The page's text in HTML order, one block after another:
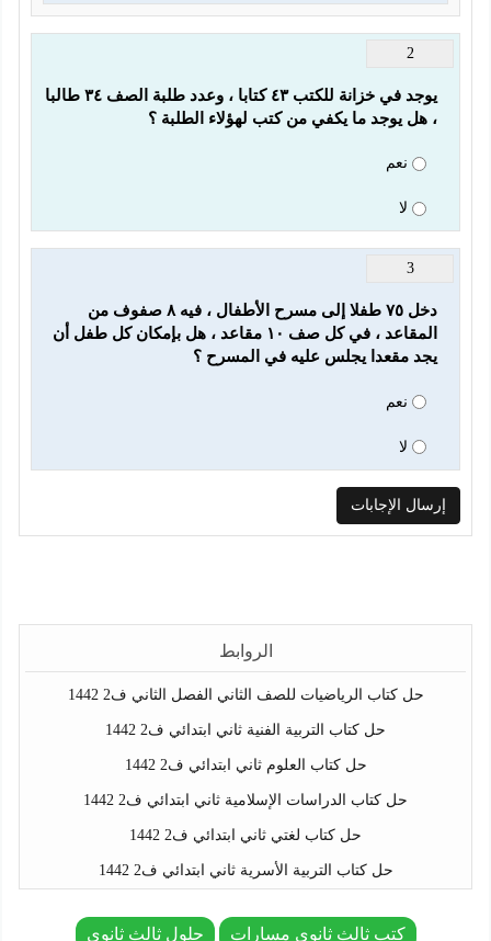
2
، هل يوجد ما يكفي من كتب لهؤلاء الطلبة ؟
نعم
لا
3
يجد مقعدا يجلس عليه في المسرح ؟
نعم
لا
الروابط
حل كتاب الرياضيات للصف الثاني الفصل الثاني ف2 1442
حل كتاب التربية الفنية ثاني ابتدائي ف2 1442
حل كتاب العلوم ثاني ابتدائي ف2 1442
حل كتاب الدراسات الإسلامية ثاني ابتدائي ف2 1442
حل كتاب لغتي ثاني ابتدائي ف2 1442
حل كتاب التربية الأسرية ثاني ابتدائي ف2 1442
كتب ثالث ثانوي مسارات حلول ثالث ثانوي